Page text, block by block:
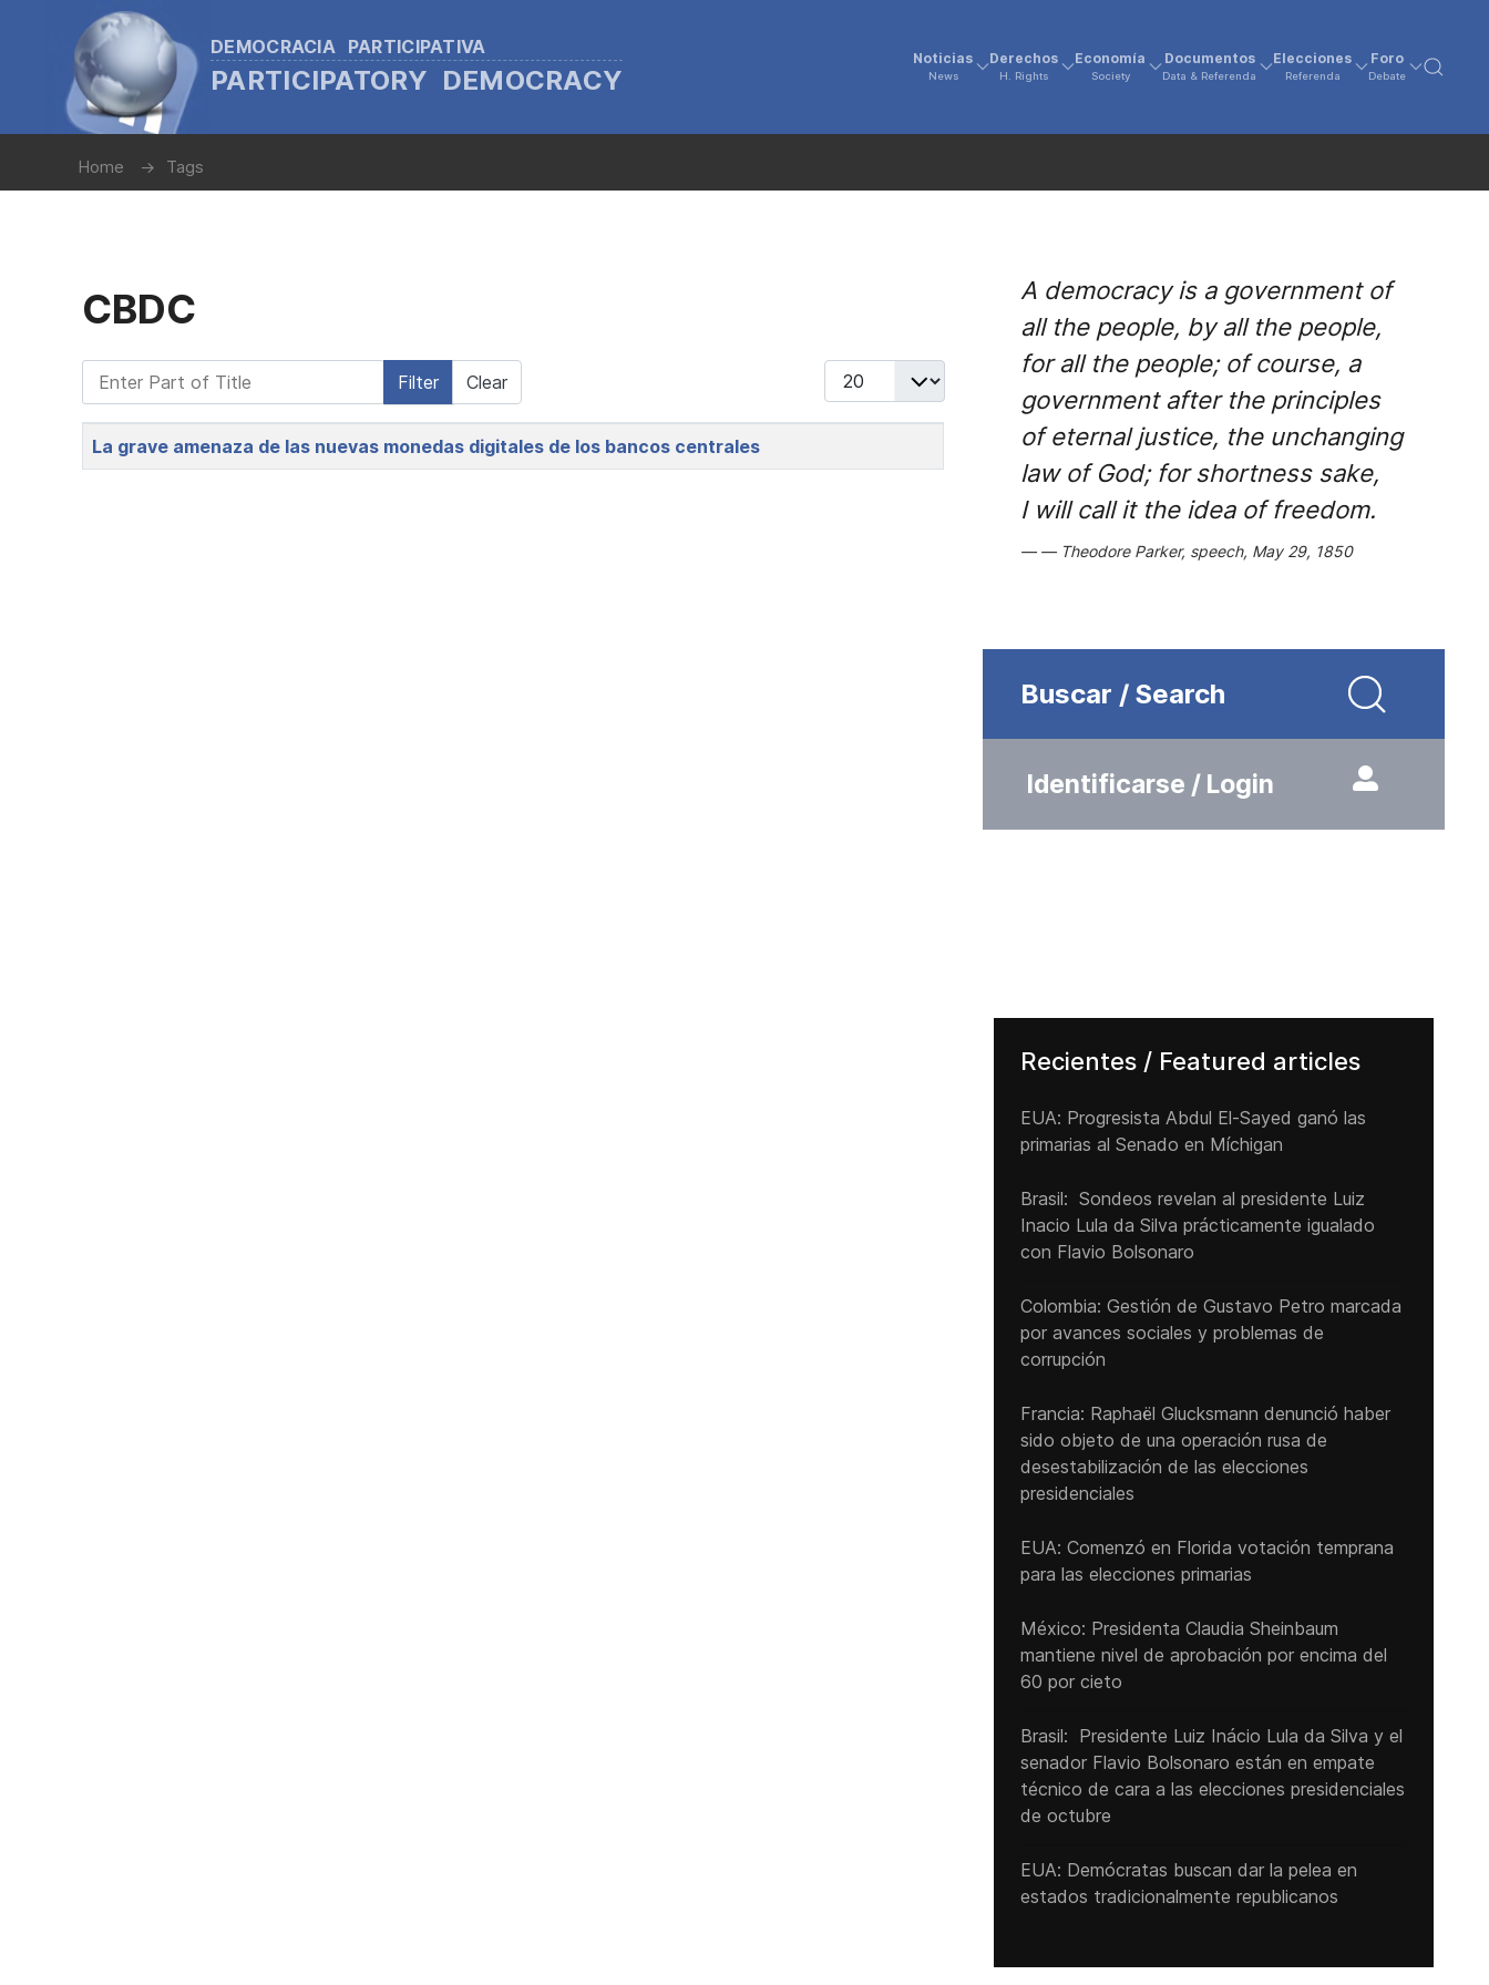
DEMOCRACIA PARTICIPATIVA
PARTICIPATORY DEMOCRACY
Noticias
News
Derechos
H. Rights
Economía
Society
Documentos
Data & Referenda
Elecciones
Referenda
Foro
Debate
Home Tags
CBDC
Enter Part of Title Filter Clear Display #
Title
La grave amenaza de las nuevas monedas digitales de los bancos centrales
A democracy is a government of
all the people, by all the people,
for all the people; of course, a
government after the principles
of eternal justice, the unchanging
law of God; for shortness sake,
I will call it the idea of freedom.
Theodore Parker, speech, May 29, 1850
Buscar / Search
Identificarse / Login
Recientes / Featured articles
EUA: Progresista Abdul El-Sayed ganó las
primarias al Senado ‌en Míchigan
Brasil: Sondeos revelan al presidente Luiz
Inacio Lula da Silva prácticamente igualado
con Flavio Bolsonaro
Colombia: Gestión de Gustavo Petro marcada
por avances sociales y problemas de
corrupción
Francia: Raphaël Glucksmann denunció haber
sido objeto de una operación rusa de
desestabilización de las elecciones
presidenciales
EUA: Comenzó en Florida votación temprana
para las elecciones primarias
México: Presidenta Claudia Sheinbaum
mantiene nivel de aprobación por encima del
60 por cieto
Brasil: Presidente Luiz Inácio Lula da Silva y el
senador Flavio ‌Bolsonaro están en empate
técnico de cara a las ‌elecciones presidenciales
de octubre
EUA: Demócratas buscan dar la pelea en
estados tradicionalmente republicanos